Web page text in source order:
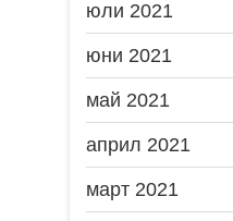
юли 2021
юни 2021
май 2021
април 2021
март 2021